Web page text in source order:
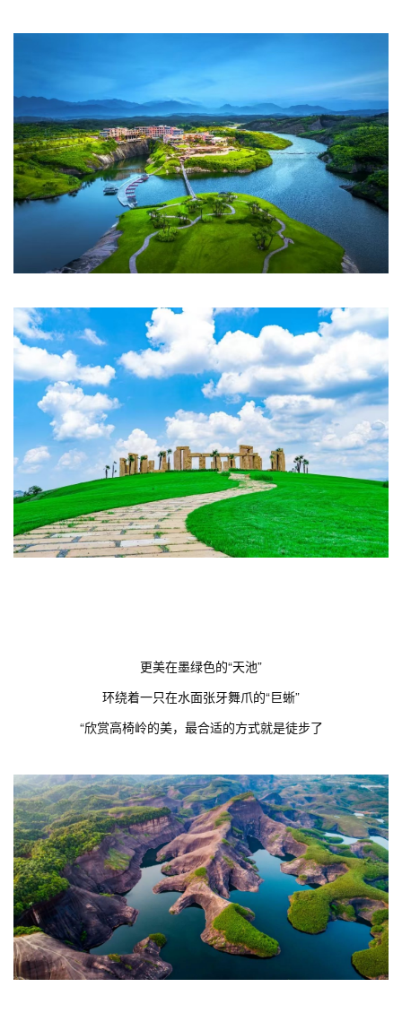
更美在墨绿色的“天池”
环绕着一只在水面张牙舞爪的“巨蜥”
“欣赏高椅岭的美，最合适的方式就是徒步了